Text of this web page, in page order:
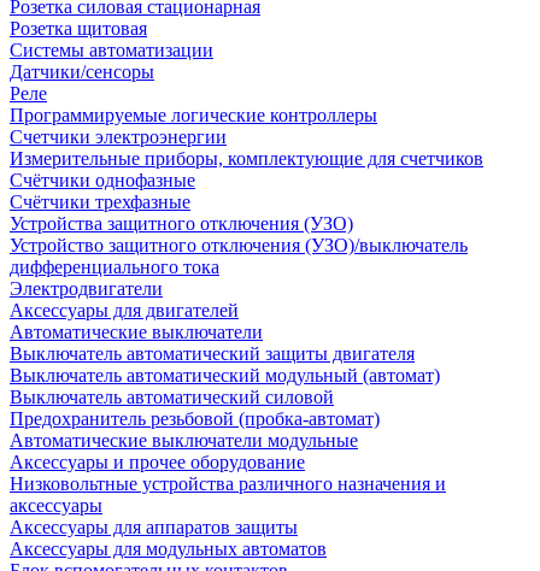
Розетка силовая стационарная
Розетка щитовая
Системы автоматизации
Датчики/сенсоры
Реле
Программируемые логические контроллеры
Счетчики электроэнергии
Измерительные приборы, комплектующие для счетчиков
Счётчики однофазные
Счётчики трехфазные
Устройства защитного отключения (УЗО)
Устройство защитного отключения (УЗО)/выключатель
дифференциального тока
Электродвигатели
Аксессуары для двигателей
Автоматические выключатели
Выключатель автоматический защиты двигателя
Выключатель автоматический модульный (автомат)
Выключатель автоматический силовой
Предохранитель резьбовой (пробка-автомат)
Автоматические выключатели модульные
Аксессуары и прочее оборудование
Низковольтные устройства различного назначения и
аксессуары
Аксессуары для аппаратов защиты
Аксессуары для модульных автоматов